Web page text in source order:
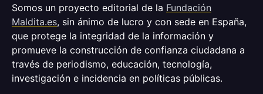
Somos un proyecto editorial de la Fundación
Maldita.es, sin ánimo de lucro y con sede en España,
que protege la integridad de la información y
promueve la construcción de confianza ciudadana a
través de periodismo, educación, tecnología,
investigación e incidencia en políticas públicas.